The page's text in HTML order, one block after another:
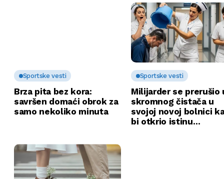
Sportske vesti
Brza pita bez kora:
savršen domaći obrok za
samo nekoliko minuta
Sportske vesti
Milijarder se prerušio
skromnog čistača u
svojoj novoj bolnici
bi otkrio istinu…